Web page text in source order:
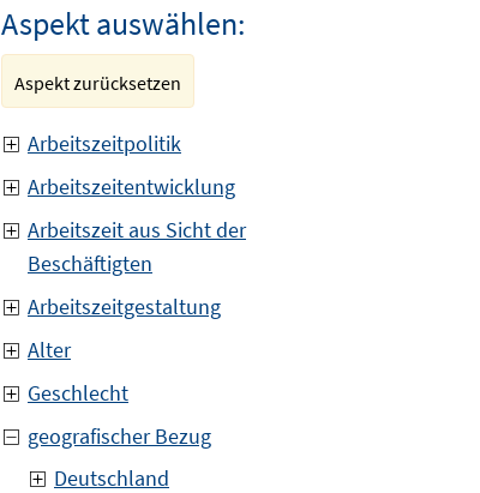
Aspekt auswählen:
Aspekt zurücksetzen
Arbeitszeitpolitik
Arbeitszeitentwicklung
Arbeitszeit aus Sicht der
Beschäftigten
Arbeitszeitgestaltung
Alter
Geschlecht
geografischer Bezug
Deutschland